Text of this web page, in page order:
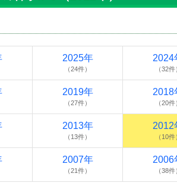
2025年
（24件）
2024
（32件
2019年
（27件）
2018
（20件
2013年
（13件）
2012
（10件
2007年
（21件）
2006
（38件